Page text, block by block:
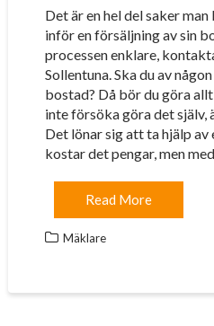
Det är en hel del saker
inför en försäljning av sin
processen enklare,
Sollentuna. Ska du av
bostad? Då bör du göra
inte försöka göra det själv,
Det lönar sig att ta hjälp av
kostar det pengar, men
Read More
Mäklare